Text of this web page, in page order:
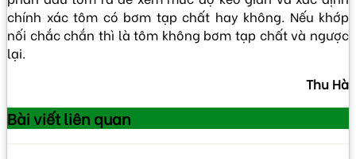
chính xác tôm có bơm tạp chất hay không. Nếu khớp
nối chắc chắn thì là tôm không bơm tạp chất và ngược
lại.
Thu Hà
Bài viếtliên quan